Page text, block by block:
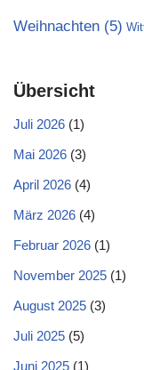
Weihnachten (5)
Übersicht
Juli 2026 (1)
Mai 2026 (3)
April 2026 (4)
März 2026 (4)
Februar 2026 (1)
November 2025 (1)
August 2025 (3)
Juli 2025 (5)
Juni 2025 (1)